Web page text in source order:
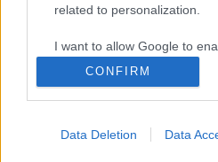
related to personalization.
I want to allow Google to
related to security, including
functionality and fraud
user protection.
CONFIRM
Data Deletion Data
Η παγίδα του
επικίνδυνο
θα λυγίσει
Αυξημένες